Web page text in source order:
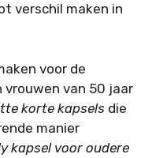
verschil maken in
voor de
vrouwen van 50 jaar
korte kapsels die
manier
kapsel voor oudere